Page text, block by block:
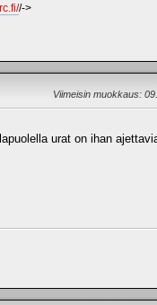
/->
Viimeisin muokkaus:
urat on ihan